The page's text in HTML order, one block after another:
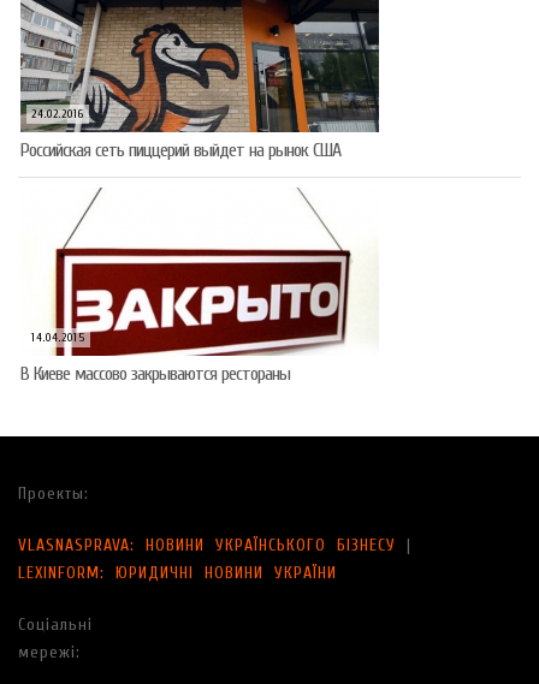
24.02.2016
Российская сеть пиццерий выйдет на рынок США
14.04.2015
В Киеве массово закрываются рестораны
Проекты:
VLASNASPRAVA: НОВИНИ УКРАЇНСЬКОГО БІЗНЕСУ |
LEXINFORM: ЮРИДИЧНІ НОВИНИ УКРАЇНИ
Соціальні
мережі: